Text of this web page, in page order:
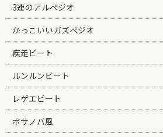
3連のアルペジオ
かっこいいガズペジオ
疾走ビート
ルンルンビート
レゲエビート
ボサノバ風